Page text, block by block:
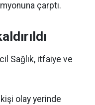
çarptı.
Sağlık, itfaiye ve
olay yerinde